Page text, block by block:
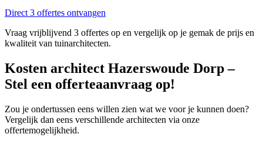
Direct 3 offertes ontvangen
Vraag vrijblijvend 3 offertes op en vergelijk op je gemak de prijs en
kwaliteit van tuinarchitecten.
Kosten architect Hazerswoude Dorp –
Stel een offerteaanvraag op!
Zou je ondertussen eens willen zien wat we voor je kunnen doen?
Vergelijk dan eens verschillende architecten via onze
offertemogelijkheid.